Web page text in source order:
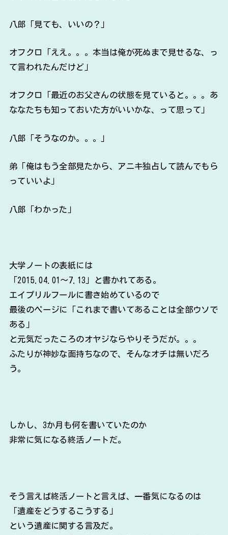
八郎「見ても、いいの？」
オフクロ「ええ。。。本当は俺が死ぬまで見せるな、っ
て言われたんだけど」
オフクロ「最近のお父さんの状態を見ていると。。。あ
ななたちも知っておいた方がいいかな、って思って」
八郎「そうなのか。。。」
弟「俺はもう全部見たから、アニキ独占して読んでもら
っていいよ」
八郎「わかった」
大学ノートの表紙には
「2015.04.01～7.13」と書かれてある。
エイプリルフールに書き始めているので
最後のページに「これまで書いてあることは全部ウソで
ある」
と元気だったころのオヤジならやりそうだが。。。
ふたりが神妙な面持ちなので、そんなオチは無いだろ
う。
しかし、3か月も何を書いていたのか
非常に気になる終活ノートだ。
そう言えば終活ノートと言えば、一番気になるのは
「遺産をどうするこうする」
という遺産に関する言及だ。